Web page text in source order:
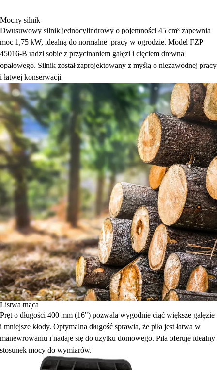
Mocny silnik
Dwusuwowy silnik jednocylindrowy o pojemności 45 cm³ zapewnia
moc 1,75 kW, idealną do normalnej pracy w ogrodzie. Model FZP
45016-B radzi sobie z przycinaniem gałęzi i cięciem drewna
opałowego. Silnik został zaprojektowany z myślą o niezawodnej pracy
i łatwej konserwacji.
Listwa tnąca
Pręt o długości 400 mm (16") pozwala wygodnie ciąć większe gałęzie
i mniejsze kłody. Optymalna długość sprawia, że piła jest łatwa w
manewrowaniu i nadaje się do użytku domowego. Piła oferuje idealny
stosunek mocy do wymiarów.